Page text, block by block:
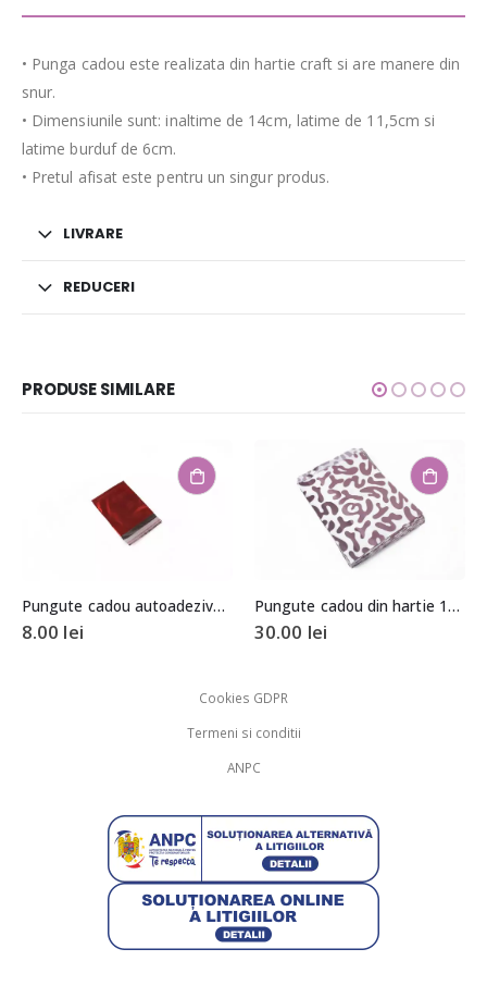
• Punga cadou este realizata din hartie craft si are manere din
snur.
• Dimensiunile sunt: inaltime de 14cm, latime de 11,5cm si
latime burduf de 6cm.
• Pretul afisat este pentru un singur produs.
LIVRARE
REDUCERI
PRODUSE SIMILARE
Pungute cadou autoadezive rosu metalizat 7x6cm (aprox. 50 buc. +/- 2 buc.)
8.00 lei
Pungute cadou din hartie 13x16cm (aprox. 100 buc. +/- 2 buc.)
30.00 lei
Cookies GDPR
Termeni si conditii
ANPC